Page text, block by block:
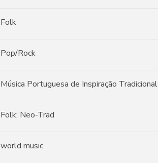
Folk
Pop/Rock
Música Portuguesa de Inspiração Tradicional
Folk; Neo-Trad
world music